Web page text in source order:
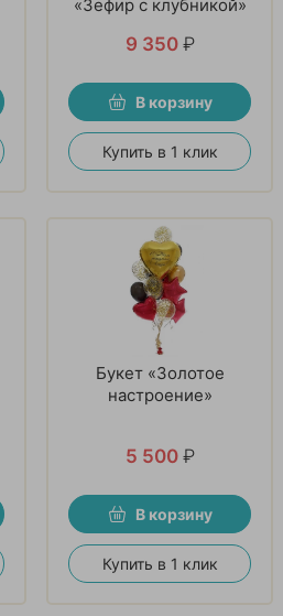
«Зефир с клубникой»
9 350 ₽
В корзину
Купить в 1 клик
Букет «Золотое
настроение»
5 500 ₽
В корзину
Купить в 1 клик